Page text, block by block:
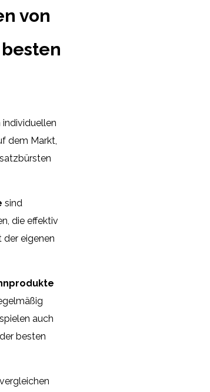
von
individuellen
dem Markt,
sind
die effektiv
der eigenen
auch
besten